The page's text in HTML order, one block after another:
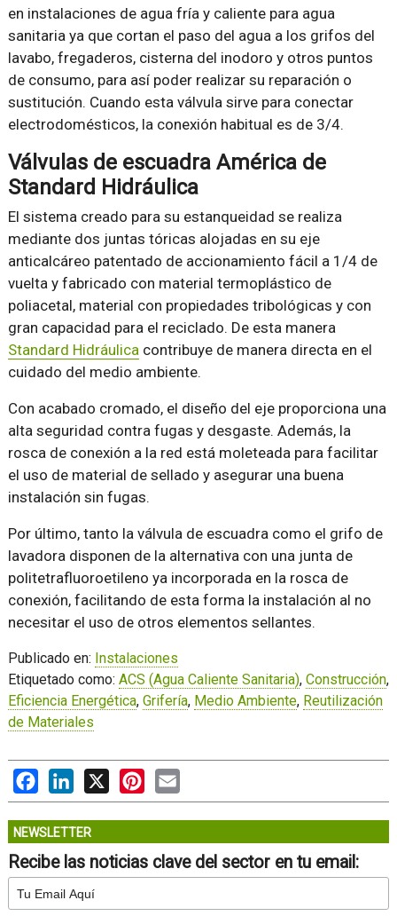
en instalaciones de agua fría y caliente para agua
sanitaria ya que cortan el paso del agua a los grifos del
lavabo, fregaderos, cisterna del inodoro y otros puntos
de consumo, para así poder realizar su reparación o
sustitución. Cuando esta válvula sirve para conectar
electrodomésticos, la conexión habitual es de 3/4.
Válvulas de escuadra América de
Standard Hidráulica
El sistema creado para su estanqueidad se realiza
mediante dos juntas tóricas alojadas en su eje
anticalcáreo patentado de accionamiento fácil a 1/4 de
vuelta y fabricado con material termoplástico de
poliacetal, material con propiedades tribológicas y con
gran capacidad para el reciclado. De esta manera
Standard Hidráulicacontribuye de manera directa en el
cuidado del medio ambiente.
Con acabado cromado, el diseño del eje proporciona una
alta seguridad contra fugas y desgaste. Además, la
rosca de conexión a la red está moleteada para facilitar
el uso de material de sellado y asegurar una buena
instalación sin fugas.
Por último, tanto la válvula de escuadra como el grifo de
lavadora disponen de la alternativa con una junta de
politetrafluoroetileno ya incorporada en la rosca de
conexión, facilitando de esta forma la instalación al no
necesitar el uso de otros elementos sellantes.
Publicado en: Instalaciones
Etiquetado como: ACS (Agua Caliente Sanitaria), Construcción,
Eficiencia Energética, Grifería, Medio Ambiente, Reutilización
de Materiales
FacebookLinkedIn
X PinterestEmail
NEWSLETTER
Recibe las noticias clave del sector en tu email: